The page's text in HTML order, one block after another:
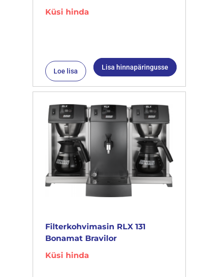
Küsi hinda
Loe lisa Lisa hinnapäringusse
Filterkohvimasin RLX 131
Bonamat Bravilor
Küsi hinda